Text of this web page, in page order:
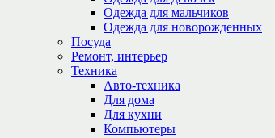
Одежда для мальчиков
Одежда для новорожденных
Посуда
Ремонт, интерьер
Техника
Авто-техника
Для дома
Для кухни
Компьютеры